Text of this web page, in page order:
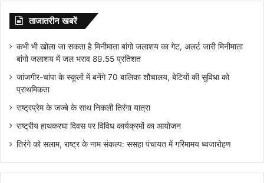
ताजातरीन खबरें
कभी भी खोला जा सकता है मिनीमाता बांगो जलाशय का गेट, अलर्ट जारी मिनीमाता
बांगो जलाशय में जल भराव 89.55 प्रतिशत
जांजगीर-चांपा के स्कूलों में बनेंगे 70 बालिका शौचालय, बेटियों की सुविधा को
प्राथमिकता
राष्ट्रप्रेम के जज्बे के साथ निकली तिरंगा यात्रा
राष्ट्रीय हाथकरघा दिवस पर विविध कार्यक्रमों का आयोजन
तिरंगे को सलाम, राष्ट्र के नाम संकल्प: ससहा पंचायत में गरिमामय ध्वजारोहण